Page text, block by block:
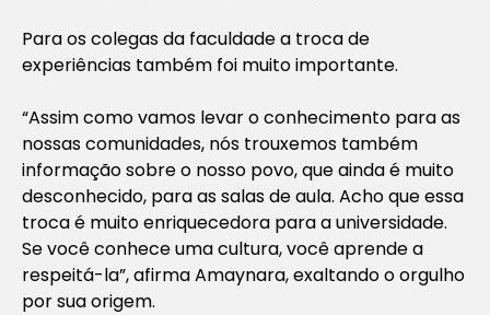
Para os colegas da faculdade a troca de
experiências também foi muito importante.
“Assim como vamos levar o conhecimento para as
nossas comunidades, nós trouxemos também
informação sobre o nosso povo, que ainda é muito
desconhecido, para as salas de aula. Acho que essa
troca é muito enriquecedora para a universidade.
Se você conhece uma cultura, você aprende a
respeitá-la”, afirma Amaynara, exaltando o orgulho
por sua origem.